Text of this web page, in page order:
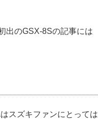
出のGSX-8Sの記事には
スズキファンにとっては